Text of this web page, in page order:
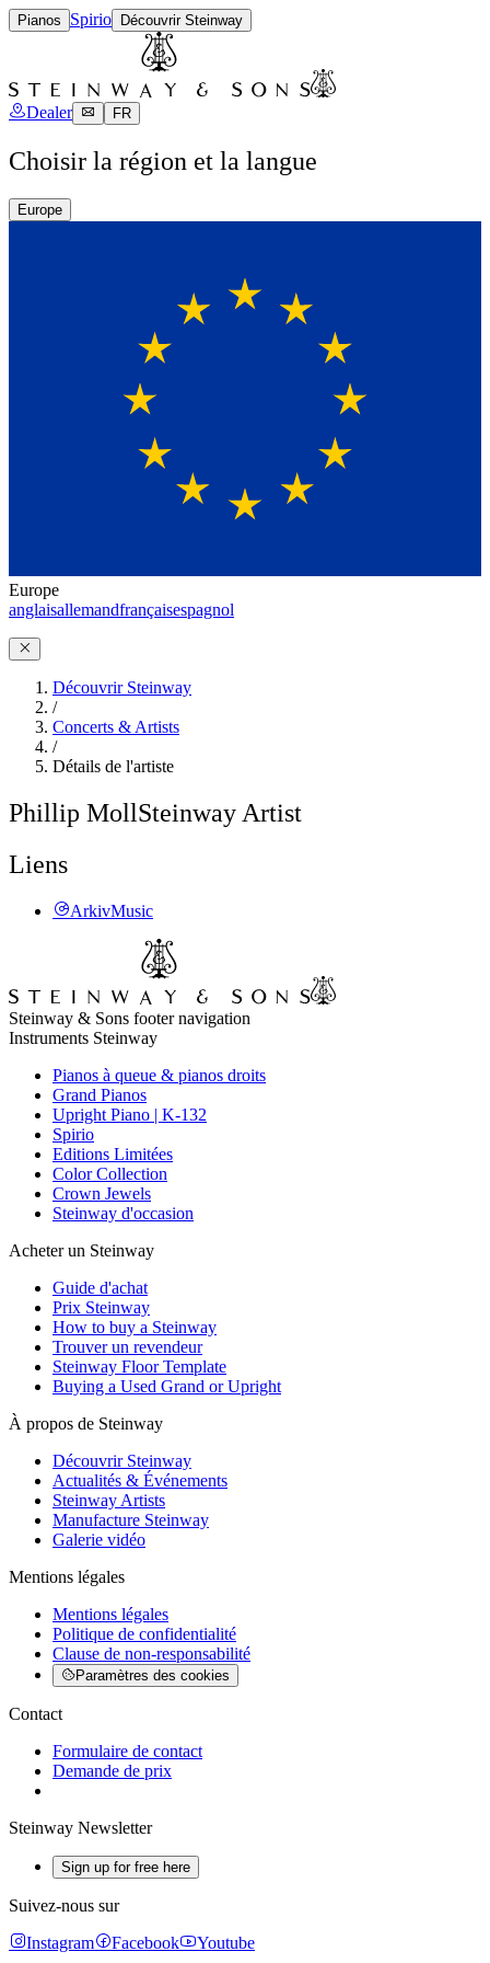
Pianos Spirio Découvrir Steinway
Dealer FR
Choisir la région et la langue
Europe
Europe
anglaisallemandfrançaisespagnol
Découvrir Steinway
/
Concerts & Artists
/
Détails de l'artiste
Phillip MollSteinway Artist
Liens
ArkivMusic
Steinway & Sons footer navigation
Instruments Steinway
Pianos à queue & pianos droits
Grand Pianos
Upright Piano | K-132
Spirio
Editions Limitées
Color Collection
Crown Jewels
Steinway d'occasion
Acheter un Steinway
Guide d'achat
Prix Steinway
How to buy a Steinway
Trouver un revendeur
Steinway Floor Template
Buying a Used Grand or Upright
À propos de Steinway
Découvrir Steinway
Actualités & Événements
Steinway Artists
Manufacture Steinway
Galerie vidéo
Mentions légales
Mentions légales
Politique de confidentialité
Clause de non-responsabilité
Paramètres des cookies
Contact
Formulaire de contact
Demande de prix
Steinway Newsletter
Sign up for free here
Suivez-nous sur
Instagram
Facebook Youtube